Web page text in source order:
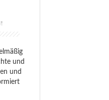
und
und